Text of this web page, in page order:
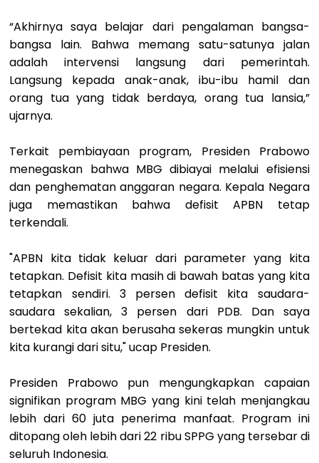
“Akhirnya saya belajar dari pengalaman bangsa-
bangsa lain. Bahwa memang satu-satunya jalan
adalah intervensi langsung dari pemerintah.
Langsung kepada anak-anak, ibu-ibu hamil dan
orang tua yang tidak berdaya, orang tua lansia,”
ujarnya.
Terkait pembiayaan program, Presiden Prabowo
menegaskan bahwa MBG dibiayai melalui efisiensi
dan penghematan anggaran negara. Kepala Negara
juga memastikan bahwa defisit APBN tetap
terkendali.
"APBN kita tidak keluar dari parameter yang kita
tetapkan. Defisit kita masih di bawah batas yang kita
tetapkan sendiri. 3 persen defisit kita saudara-
saudara sekalian, 3 persen dari PDB. Dan saya
bertekad kita akan berusaha sekeras mungkin untuk
kita kurangi dari situ," ucap Presiden.
Presiden Prabowo pun mengungkapkan capaian
signifikan program MBG yang kini telah menjangkau
lebih dari 60 juta penerima manfaat. Program ini
ditopang oleh lebih dari 22 ribu SPPG yang tersebar di
seluruh Indonesia.